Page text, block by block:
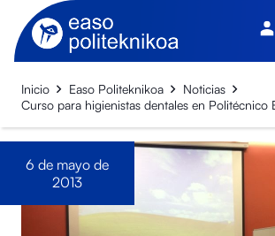
Inicio Easo Politeknikoa
Noticias
Curso para higienistas dentales en Politécnico
6 de mayo de
2013